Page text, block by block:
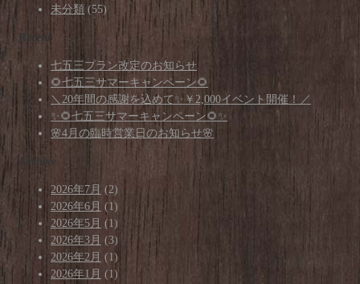
未分類 (55)
Recent
七五三プラン改定のお知らせ
🌻七五三サマーキャンペーン🌻
＼20年間の感謝を込めて✨￥2,000イベント開催！／
✨🌻七五三サマーキャンペーン🌻✨
🌸4月の臨時営業日のお知らせ🌸
Archive
2026年7月 (2)
2026年6月 (1)
2026年5月 (1)
2026年3月 (3)
2026年2月 (1)
2026年1月 (1)